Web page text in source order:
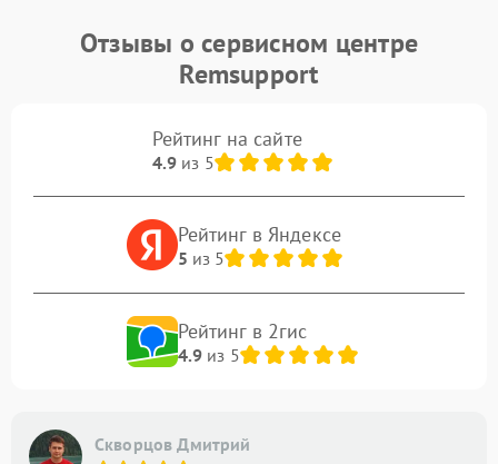
Отзывы о сервисном центре
Remsupport
Рейтинг на сайте
4.9из 5
Рейтинг в Яндексе
5 из 5
Рейтинг в 2гис
4.9из 5
Скворцов Дмитрий